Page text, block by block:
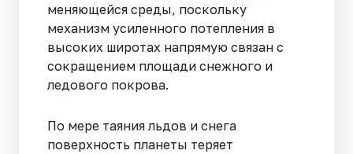
меняющейся среды, поскольку
механизм усиленного потепления в
высоких широтах напрямую связан с
сокращением площади снежного и
ледового покрова.
По мере таяния льдов и снега
поверхность планеты теряет